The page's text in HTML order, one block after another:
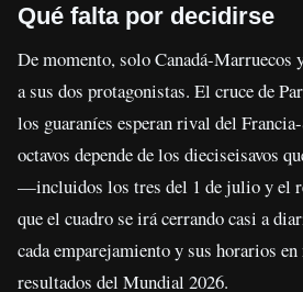
Qué falta por decidirse
De momento, solo Canadá-
a sus dos protagonistas. El cruce de
los guaraníes esperan rival del
octavos depende de los dieciseisavos
—incluidos los tres del 1 de julio y el
que el cuadro se irá cerrando casi a
cada emparejamiento y sus horarios
resultados del Mundial 2026.